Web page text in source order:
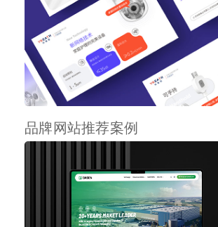
品牌网站推荐案例